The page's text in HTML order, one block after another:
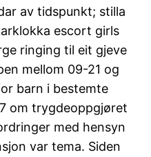
av tidspunkt; stilla
escort girls
ringing til eit gjeve
mellom 09-21 og
barn i bestemte
om trygdeoppgjøret
med hensyn
var tema. Siden